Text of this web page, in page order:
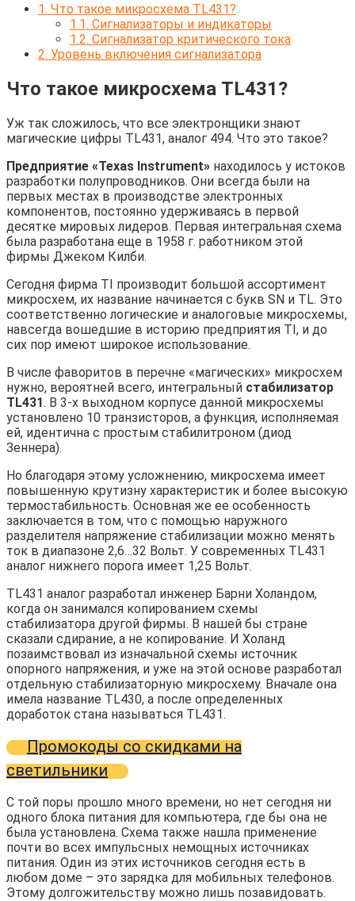
1. Что такое микросхема TL431?
1.1. Сигнализаторы и индикаторы
1.2. Сигнализатор критического тока
2. Уровень включения сигнализатора
Что такое микросхема TL431?
Уж так сложилось, что все электронщики знают
магические цифры TL431, аналог 494. Что это такое?
Предприятие «Texas Instrument» находилось у истоков
разработки полупроводников. Они всегда были на
первых местах в производстве электронных
компонентов, постоянно удерживаясь в первой
десятке мировых лидеров. Первая интегральная схема
была разработана еще в 1958 г. работником этой
фирмы Джеком Килби.
Сегодня фирма TI производит большой ассортимент
микросхем, их название начинается с букв SN и TL. Это
соответственно логические и аналоговые микросхемы,
навсегда вошедшие в историю предприятия TI, и до
сих пор имеют широкое использование.
В числе фаворитов в перечне «магических» микросхем
нужно, вероятней всего, интегральный стабилизатор
TL431. В 3-х выходном корпусе данной микросхемы
установлено 10 транзисторов, а функция, исполняемая
ей, идентична с простым стабилитроном (диод
Зеннера).
Но благодаря этому усложнению, микросхема имеет
повышенную крутизну характеристик и более высокую
термостабильность. Основная же ее особенность
заключается в том, что с помощью наружного
разделителя напряжение стабилизации можно менять
ток в диапазоне 2,6…32 Вольт. У современных TL431
аналог нижнего порога имеет 1,25 Вольт.
TL431 аналог разработал инженер Барни Холандом,
когда он занимался копированием схемы
стабилизатора другой фирмы. В нашей бы стране
сказали сдирание, а не копирование. И Холанд
позаимствовал из изначальной схемы источник
опорного напряжения, и уже на этой основе разработал
отдельную стабилизаторную микросхему. Вначале она
имела название TL430, а после определенных
доработок стана называться TL431.
Промокоды со скидками на
светильники
С той поры прошло много времени, но нет сегодня ни
одного блока питания для компьютера, где бы она не
была установлена. Схема также нашла применение
почти во всех импульсных немощных источниках
питания. Один из этих источников сегодня есть в
любом доме – это зарядка для мобильных телефонов.
Этому долгожительству можно лишь позавидовать.